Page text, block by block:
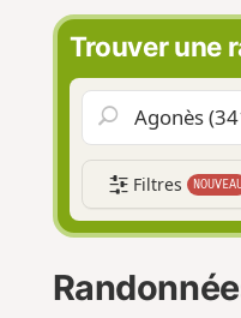
Trouver une
Filtres